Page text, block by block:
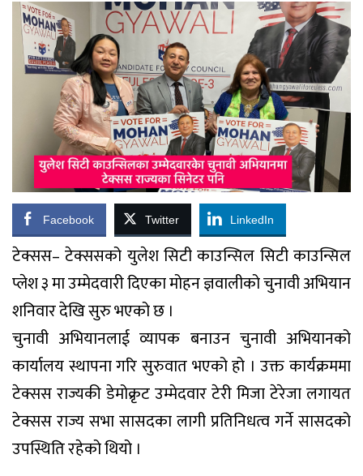
Facebook Twitter LinkedIn
टेक्सस– टेक्ससको युलेश सिटी काउन्सिल सिटी काउन्सिल
प्लेश ३ मा उम्मेदवारी दिएका मोहन ज्ञवालीको चुनावी अभियान
शनिवार देखि सुरु भएको छ ।
चुनावी अभियानलाई व्यापक बनाउन चुनावी अभियानको
कार्यालय स्थापना गरि सुरुवात भएको हो । उक्त कार्यक्रममा
टेक्सस राज्यकी डेमोक्रृट उम्मेदवार टेरी मिजा टेरेजा लगायत
टेक्सस राज्य सभा सासदका लागी प्रतिनिधत्व गर्ने सासदको
उपस्थिति रहेको थियो ।